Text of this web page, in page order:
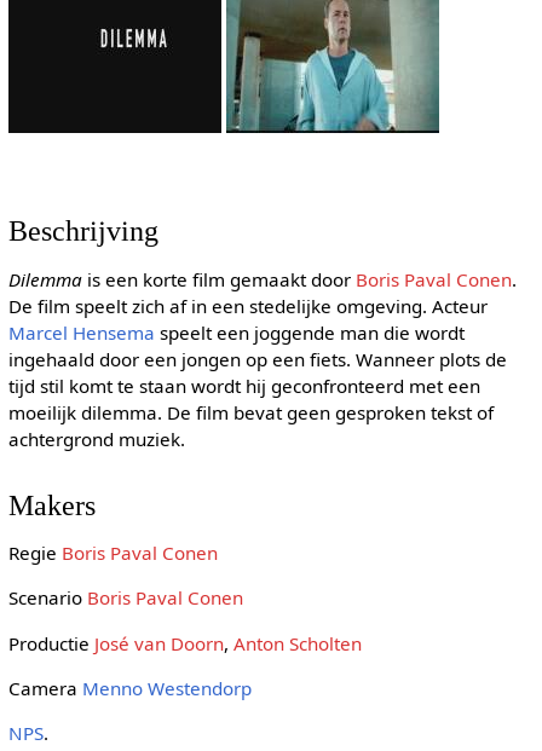
Beschrijving
Dilemmais een korte film gemaakt door Boris Paval Conen.
De film speelt zich af in een stedelijke omgeving. Acteur
Marcel Hensema speelt een joggende man die wordt
ingehaald door een jongen op een fiets. Wanneer plots de
tijd stil komt te staan wordt hij geconfronteerd met een
moeilijk dilemma. De film bevat geen gesproken tekst of
achtergrond muziek.
Makers
Regie Boris Paval Conen
Scenario Boris Paval Conen
Productie José van Doorn, Anton Scholten
Camera Menno Westendorp
NPS.